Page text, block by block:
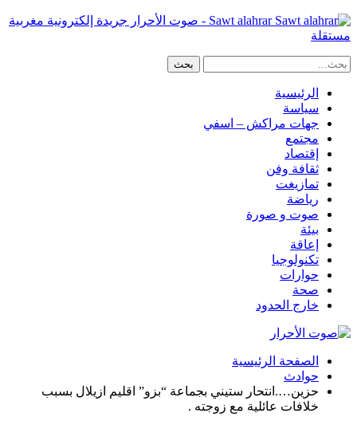
Sawt alahrar - صوت الأحرار جريدة إلكترونية مغربية
مستقلة
الرئيسية
سياسة
جهات مراكش – اسفي
مجتمع
إقتصاد
ثقافة وفن
تمازيغت
رياضة
صوت و صورة
بيئة
إعاقة
تكنولوجيا
حوارات
صحة
خارج الحدود
الصفحة الرئيسية
حوادث
حزين….انتحار ستيني بجماعة “بزو” اقليم ازيلال بسبب
خلافات عائلية مع زوجته .